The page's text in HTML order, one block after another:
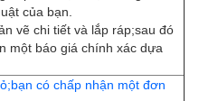
của bạn.
vẽ chi tiết và lắp ráp;sau đó
một báo giá chính xác dựa
có chấp nhận một đơn